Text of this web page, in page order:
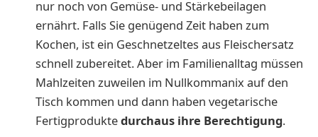
nur noch von Gemüse- und Stärkebeilagen
ernährt. Falls Sie genügend Zeit haben zum
Kochen, ist ein Geschnetzeltes aus Fleischersatz
schnell zubereitet. Aber im Familienalltag müssen
Mahlzeiten zuweilen im Nullkommanix auf den
Tisch kommen und dann haben vegetarische
Fertigproduktedurchaus ihre Berechtigung.